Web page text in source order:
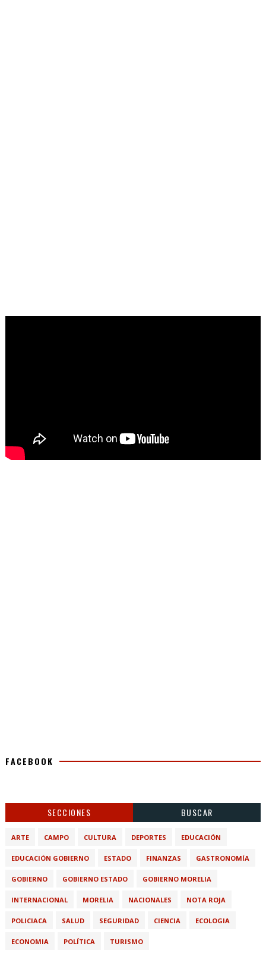
FACEBOOK
SECCIONES BUSCAR
ARTE CAMPO CULTURA DEPORTES EDUCACIÓN
EDUCACIÓN GOBIERNO ESTADO FINANZAS GASTRONOMÍA
GOBIERNO GOBIERNO ESTADO GOBIERNO MORELIA
INTERNACIONAL MORELIA NACIONALES NOTA ROJA
POLICIACA SALUD SEGURIDAD CIENCIA ECOLOGIA
ECONOMIA POLÍTICA TURISMO